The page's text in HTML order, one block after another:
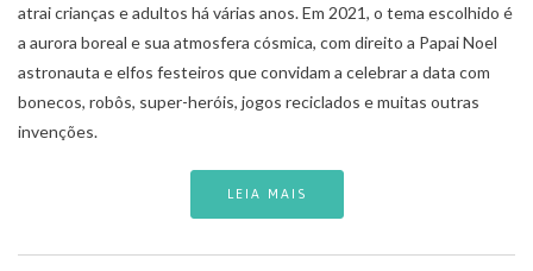
atrai crianças e adultos há várias anos. Em 2021, o tema escolhido é
a aurora boreal e sua atmosfera cósmica, com direito a Papai Noel
astronauta e elfos festeiros que convidam a celebrar a data com
bonecos, robôs, super-heróis, jogos reciclados e muitas outras
invenções.
LEIA MAIS